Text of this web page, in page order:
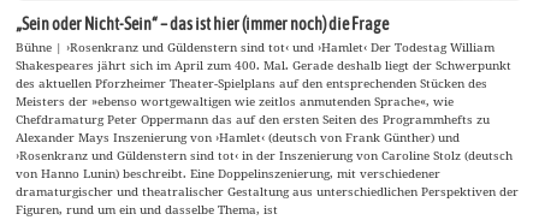
„Sein oder Nicht-Sein“ – das ist hier (immer noch) die Frage
Bühne | ›Rosenkranz und Güldenstern sind tot‹ und ›Hamlet‹ Der Todestag William
Shakespeares jährt sich im April zum 400. Mal. Gerade deshalb liegt der Schwerpunkt
des aktuellen Pforzheimer Theater-Spielplans auf den entsprechenden Stücken des
Meisters der »ebenso wortgewaltigen wie zeitlos anmutenden Sprache«, wie
Chefdramaturg Peter Oppermann das auf den ersten Seiten des Programmhefts zu
Alexander Mays Inszenierung von ›Hamlet‹ (deutsch von Frank Günther) und
›Rosenkranz und Güldenstern sind tot‹ in der Inszenierung von Caroline Stolz (deutsch
von Hanno Lunin) beschreibt. Eine Doppelinszenierung, mit verschiedener
dramaturgischer und theatralischer Gestaltung aus unterschiedlichen Perspektiven der
Figuren, rund um ein und dasselbe Thema, ist